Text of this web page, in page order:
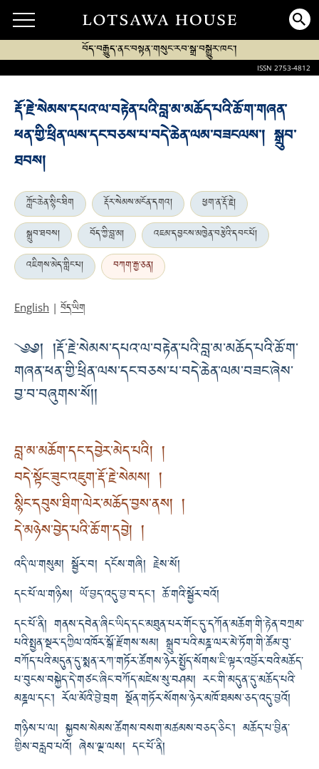
བོད་བརྒྱུད་ནང་བསྟན་གསུང་རབ་སྒྲ་བསྒྱུར་ཁང་།
ISSN 2753-4812
རྡོ་རྗེ་སེམས་དཔའ་ལ་བརྟེན་པའི་བླ་མ་མཆོད་པའི་ཆོ་ག་གཞན་
ཕན་གྱི་ཕྲིན་ལས་དང་བཅས་པ་བདེ་ཆེན་ལམ་བཟངལས་། སྒྲུབ་
ཐབས།
ཀློང་ཆེན་སྙིང་ཐིག རྡོར་སེམས་མངོན་དགའ།
ཕྱག་ན་རྡོ་རྗེ།
སྒྲུབ་ཐབས།
བོད་ཀྱི་བླ་མ།
འཇམ་དབྱངས་མཁྱེན་བརྩེའི་དབང་པོ།
འཇིགས་མེད་གླིང་པ།
བཀག་རྒྱ་ཅན།
English | བོད་ཡིག
༄༅། །རྡོ་རྗེ་སེམས་དཔའ་ལ་བརྟེན་པའི་བླ་མ་མཆོད་པའི་ཆོ་ག་
གཞན་ཕན་གྱི་ཕྲིན་ལས་དང་བཅས་པ་བདེ་ཆེན་ལམ་བཟང་ཞེས་
བྱ་བ་བཞུགས་སོ།།
བླ་མ་མཆོག་དང་དབྱེར་མེད་པའི། །
བདེ་སྟོང་ཟུང་འཇུག་རྡོ་རྗེ་སེམས། །
སྙིང་དབུས་ཐིག་ལེར་མཆོད་བྱས་ནས། །
དེ་མཉེས་བྱེད་པའི་ཆོ་ག་དབྱེ། །
འདི་ལ་གསུམ། སྦྱོར་བ། དངོས་གཞི། རྗེས་སོ།
དང་པོ་ལ་གཉིས། ཡོ་བྱད་འདུ་བྱ་བ་དང་། ཆོ་གའི་སྦྱོར་བའོ།
དང་པོ་ནི། གནས་དབེན་ཞིང་ཡིད་དང་མཐུན་པར་གོང་དུ་དཀོན་མཆོག་གི་རྟེན་བཀྲམ་
པའི་སྤྱན་སྔར་དཀྱིལ་འཁོར་སྒོ་རྫོགས་སམ། སྒྲུབ་པའི་མཎྜ་ལར་མེ་ཏོག་གི་ཚོམ་བུ་
བཀོད་པའི་མདུན་དུ་སྨན་རཀ་གཏོར་ཚོགས་ཉེར་སྤྱོད་སོགས་ཇི་ལྟར་འབྱོར་བའི་མཆོད་
པ་བུངས་བསྐྱེད་དེ་གཙང་ཞིང་བཀོད་མཛེས་སུ་བཤམ། རང་གི་མདུན་དུ་མཆོད་པའི་
མཎྜལ་དང་། རོལ་མོའི་བྱེ་བྲག སྔོན་གཏོར་སོགས་ཉེར་མཁོ་ཐམས་ཅད་འདུ་བྱའོ།
གཉིས་པ་ལ། སྐྱབས་སེམས་ཚོགས་བསག་མཚམས་བཅད་ཅིང་། མཆོད་པ་བྱིན་
གྱིས་བརླབ་པའོ། ཞེས་ལྔ་ལས། དང་པོ་ནི།